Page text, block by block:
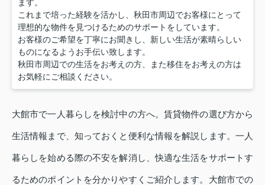
ます。
これまで培った経験を活かし、秋田市周辺でお客様にとって
理想的な物件を見つけるためのサポートをしています。
お客様のご希望を丁寧にお聞きし、新しい生活が素晴らしい
ものになるようお手伝い致します。
秋田市周辺での生活をお考えの方、また移住をお考えの方は
お気軽にご相談ください。
大館市で一人暮らしを検討中の方へ。賃貸物件の選び方から
生活情報まで、知っておくと便利な情報を解説します。一人
暮らしを始める際の不安を解消し、快適な生活をサポートす
るためのポイントを分かりやすくご紹介します。大館市での